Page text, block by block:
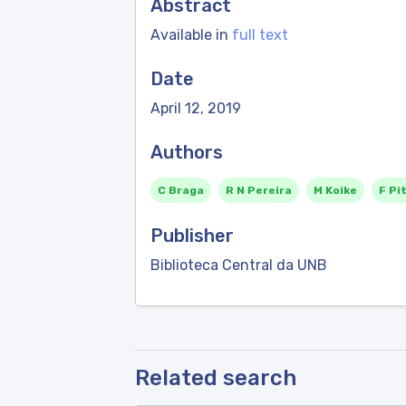
Abstract
Available in full text
Date
April 12, 2019
Authors
C Braga R N Pereira M Koike F
Publisher
Biblioteca Central da UNB
Related search